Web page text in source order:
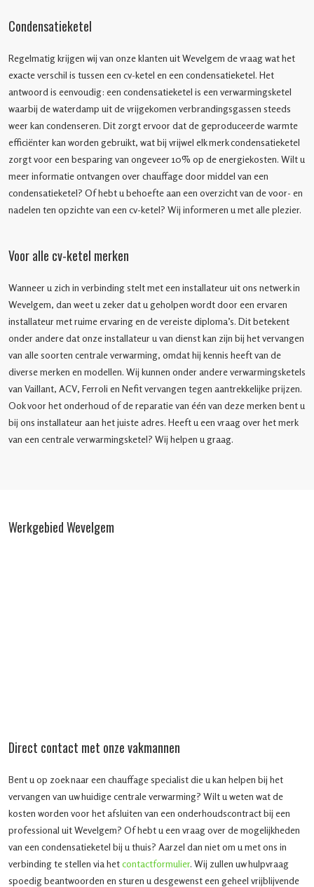
Condensatieketel
Regelmatig krijgen wij van onze klanten uit Wevelgem de vraag wat het
exacte verschil is tussen een cv-ketel en een condensatieketel. Het
antwoord is eenvoudig: een condensatieketel is een verwarmingsketel
waarbij de waterdamp uit de vrijgekomen verbrandingsgassen steeds
weer kan condenseren. Dit zorgt ervoor dat de geproduceerde warmte
efficiënter kan worden gebruikt, wat bij vrijwel elk merk condensatieketel
zorgt voor een besparing van ongeveer 10% op de energiekosten. Wilt u
meer informatie ontvangen over chauffage door middel van een
condensatieketel? Of hebt u behoefte aan een overzicht van de voor- en
nadelen ten opzichte van een cv-ketel? Wij informeren u met alle plezier.
Voor alle cv-ketel merken
Wanneer u zich in verbinding stelt met een installateur uit ons netwerk in
Wevelgem, dan weet u zeker dat u geholpen wordt door een ervaren
installateur met ruime ervaring en de vereiste diploma’s. Dit betekent
onder andere dat onze installateur u van dienst kan zijn bij het vervangen
van alle soorten centrale verwarming, omdat hij kennis heeft van de
diverse merken en modellen. Wij kunnen onder andere verwarmingsketels
van Vaillant, ACV, Ferroli en Nefit vervangen tegen aantrekkelijke prijzen.
Ook voor het onderhoud of de reparatie van één van deze merken bent u
bij ons installateur aan het juiste adres. Heeft u een vraag over het merk
van een centrale verwarmingsketel? Wij helpen u graag.
Werkgebied Wevelgem
Direct contact met onze vakmannen
Bent u op zoek naar een chauffage specialist die u kan helpen bij het
vervangen van uw huidige centrale verwarming? Wilt u weten wat de
kosten worden voor het afsluiten van een onderhoudscontract bij een
professional uit Wevelgem? Of hebt u een vraag over de mogelijkheden
van een condensatieketel bij u thuis? Aarzel dan niet om u met ons in
verbinding te stellen via hetcontactformulier. Wij zullen uw hulpvraag
spoedig beantwoorden en sturen u desgewenst een geheel vrijblijvende